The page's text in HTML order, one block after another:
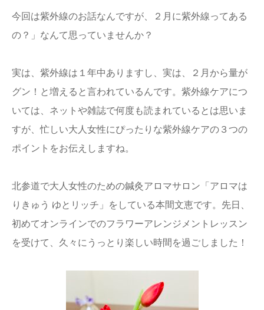
今回は紫外線のお話なんですが、２月に紫外線ってある
の？」なんて思っていませんか？
実は、紫外線は１年中ありますし、実は、２月から量が
グン！と増えると言われているんです。紫外線ケアにつ
いては、ネットや雑誌で何度も読まれているとは思いま
すが、忙しい大人女性にぴったりな紫外線ケアの３つの
ポイントをお伝えしますね。
北参道で大人女性のための鍼灸アロマサロン「アロマは
りきゅう ゆとリッチ」をしている本間文恵です。先日、
初めてオンラインでのフラワーアレンジメントレッスン
を受けて、久々にうっとり楽しい時間を過ごしました！